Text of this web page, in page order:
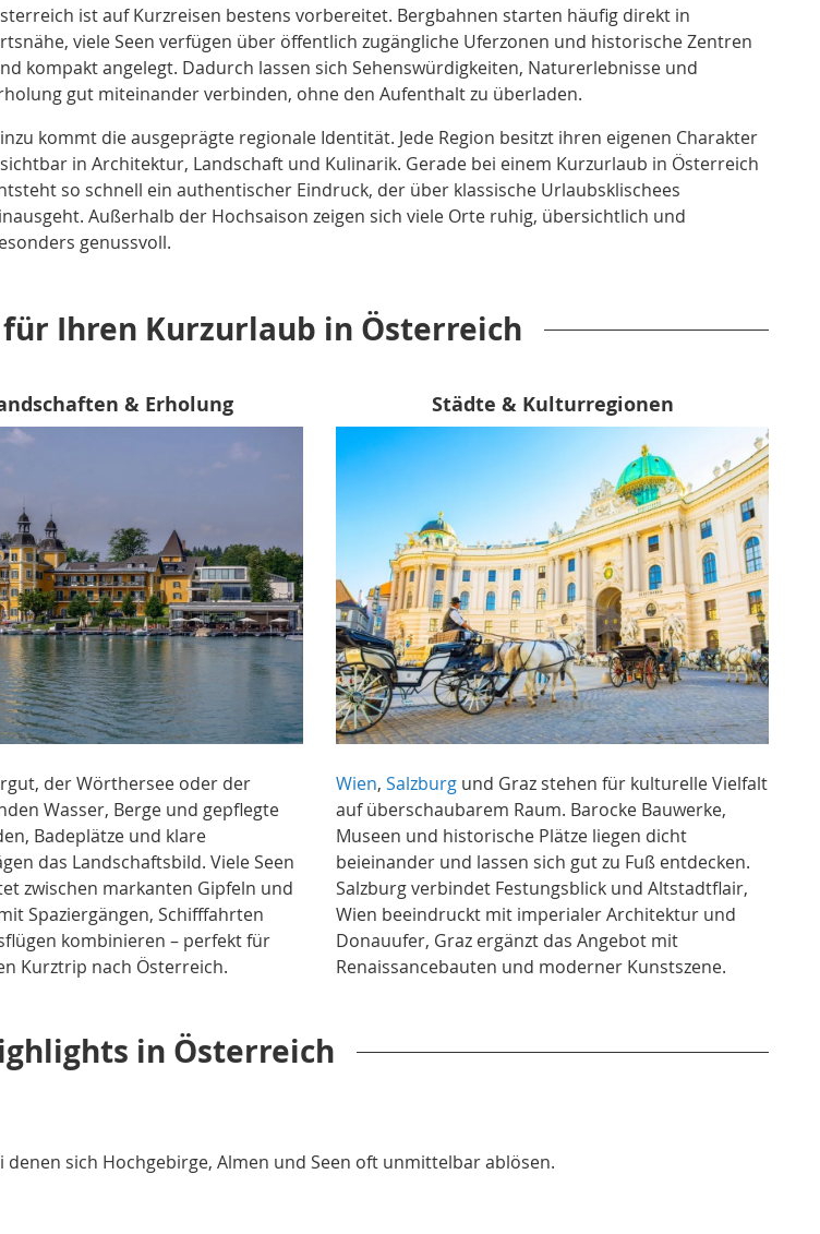
ist auf Kurzreisen bestens vorbereitet. Bergbahnen starten häufig direkt in
viele Seen verfügen über öffentlich zugängliche Uferzonen und historische Zentren
kompakt angelegt. Dadurch lassen sich Sehenswürdigkeiten, Naturerlebnisse und
gut miteinander verbinden, ohne den Aufenthalt zu überladen.
kommt die ausgeprägte regionale Identität. Jede Region besitzt ihren eigenen Charakter
in Architektur, Landschaft und Kulinarik. Gerade bei einem Kurzurlaub in Österreich
so schnell ein authentischer Eindruck, der über klassische Urlaubsklischees
Außerhalb der Hochsaison zeigen sich viele Orte ruhig, übersichtlich und
genussvoll.
Ihren Kurzurlaub in Österreich
& Erholung
der Wörthersee oder der
Wasser, Berge und gepflegte
Badeplätze und klare
das Landschaftsbild. Viele Seen
zwischen markanten Gipfeln und
Spaziergängen, Schifffahrten
kombinieren – perfekt für
Kurztrip nach Österreich.
Städte & Kulturregionen
Wien,Salzburg und Graz stehen für kulturelle Vielfalt
auf überschaubarem Raum. Barocke Bauwerke,
Museen und historische Plätze liegen dicht
beieinander und lassen sich gut zu Fuß entdecken.
Salzburg verbindet Festungsblick und Altstadtflair,
Wien beeindruckt mit imperialer Architektur und
Donauufer, Graz ergänzt das Angebot mit
Renaissancebauten und moderner Kunstszene.
in Österreich
sich Hochgebirge, Almen und Seen oft unmittelbar ablösen.